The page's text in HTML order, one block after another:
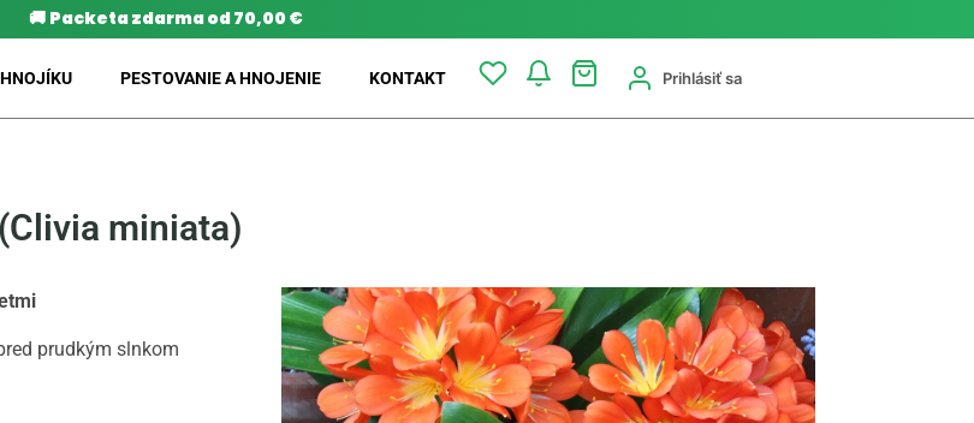
🚚 Packeta zdarma od 70,00 €
PESTOVANIE A HNOJENIE KONTAKT Prihlásiť sa
miniata)
prudkým slnkom